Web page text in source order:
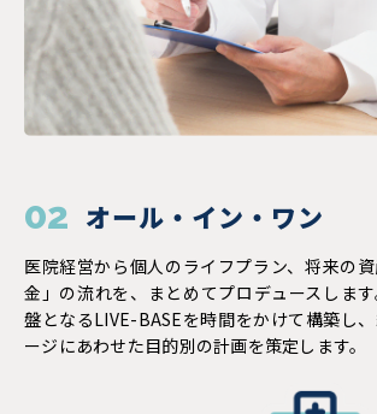
02 オール・イン・ワン
医院経営から個人のライフプラン、将来の
金」の流れを、まとめてプロデュースしま
盤となるLIVE-BASEを時間をかけて構築し
ージにあわせた目的別の計画を策定します。